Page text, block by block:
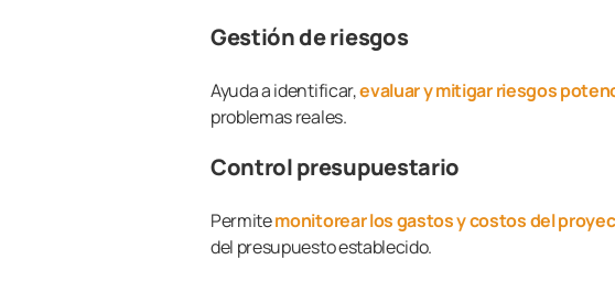
Gestión de riesgos
Ayuda a identificar,evaluar y mitigar riesgos
problemas reales.
Control presupuestario
Permitemonitorear los gastos y costos del
del presupuesto establecido.